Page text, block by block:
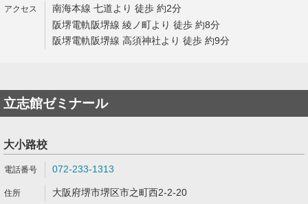
南海本線 七道より 徒歩 約2分
阪堺電軌阪堺線 綾ノ町より 徒歩 約8分
阪堺電軌阪堺線 高須神社より 徒歩 約9分
立志館ゼミナール
大小路校
072-233-1313
大阪府堺市堺区市之町西2-2-20